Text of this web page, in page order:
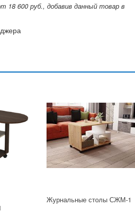
600 руб., добавив данный товар в
Журнальные столы СЖМ-1